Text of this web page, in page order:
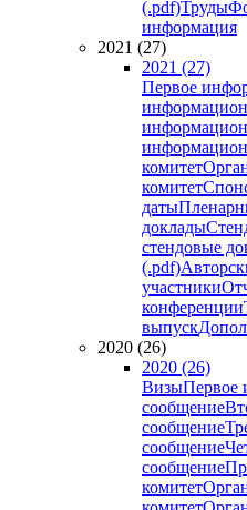
(.pdf)Труды
информация
2021 (27)
2021 (27)
Первое
комитет
комитет
даты
доклады
стендовые
(.pdf)
участники
конференции
выпуск
2020 (26)
2020 (26)
ВизыПервое
сообщение
сообщение
сообщение
сообщение
комитет